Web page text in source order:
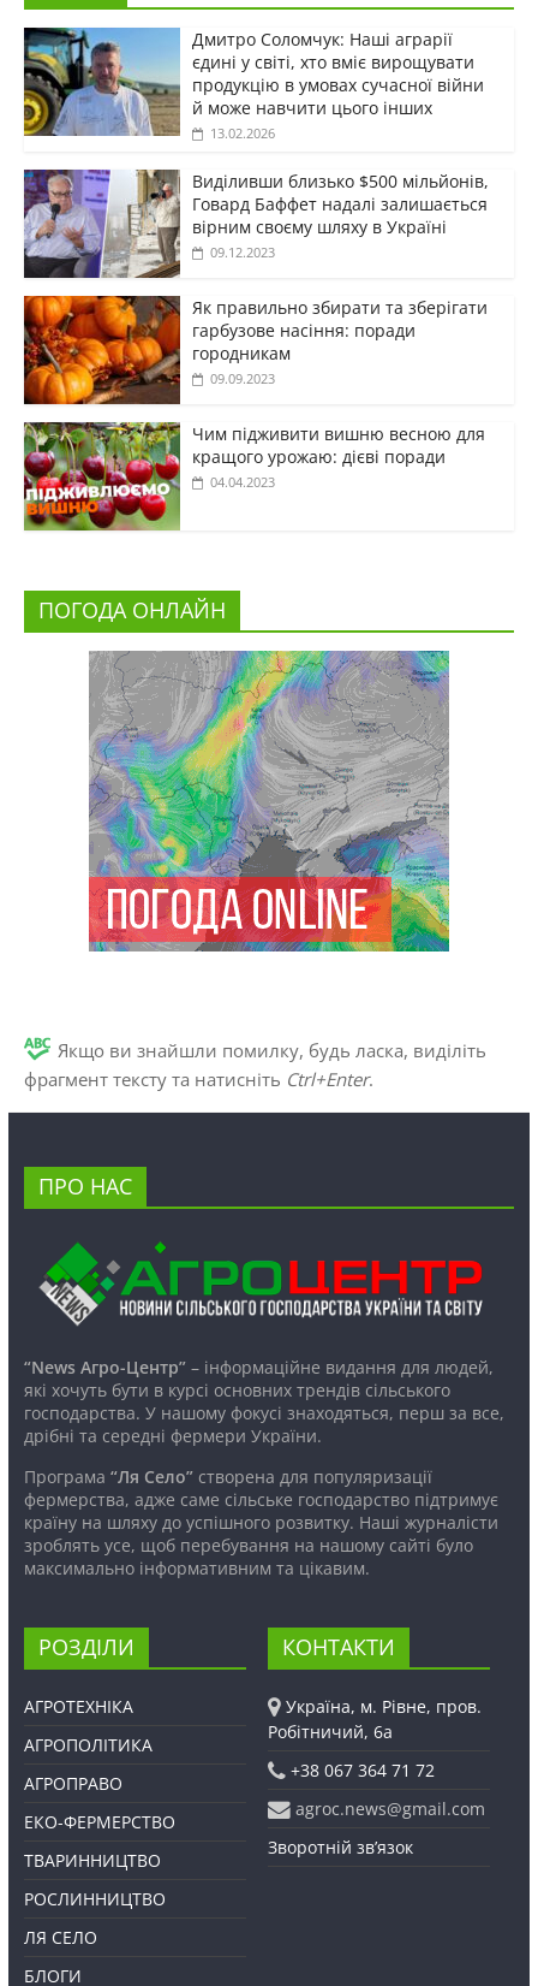
Дмитро Соломчук: Наші аграрії
єдині у світі, хто вміє вирощувати
продукцію в умовах сучасної війни
й може навчити цього інших
13.02.2026
Виділивши близько $500 мільйонів,
Говард Баффет надалі залишається
вірним своєму шляху в Україні
09.12.2023
Як правильно збирати та зберігати
гарбузове насіння: поради
городникам
09.09.2023
Чим підживити вишню весною для
кращого урожаю: дієві поради
04.04.2023
ПОГОДА ОНЛАЙН
Якщо ви знайшли помилку, будь ласка, виділіть
фрагмент тексту та натисніть Ctrl+Enter.
ПРО НАС
“News Агро-Центр”– інформаційне видання для людей,
які хочуть бути в курсі основних трендів сільського
господарства. У нашому фокусі знаходяться, перш за все,
дрібні та середні фермери України.
Програма “Ля Село”створена для популяризації
фермерства, адже саме сільське господарство підтримує
країну на шляху до успішного розвитку. Наші журналісти
зроблять усе, щоб перебування на нашому сайті було
максимально інформативним та цікавим.
РОЗДІЛИ
АГРОТЕХНІКА
АГРОПОЛІТИКА
АГРОПРАВО
ЕКО-ФЕРМЕРСТВО
ТВАРИННИЦТВО
РОСЛИННИЦТВО
ЛЯ СЕЛО
БЛОГИ
КОНТАКТИ
Україна, м. Рівне, пров.
Робітничий, 6а
+38 067 364 71 72
agroc.news@gmail.com
Зворотній зв’язок